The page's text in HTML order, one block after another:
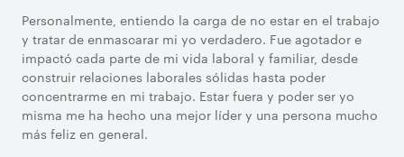
Personalmente, entiendo la carga de no estar en el trabajo
y tratar de enmascarar mi yo verdadero. Fue agotador e
impactó cada parte de mi vida laboral y familiar, desde
construir relaciones laborales sólidas hasta poder
concentrarme en mi trabajo. Estar fuera y poder ser yo
misma me ha hecho una mejor líder y una persona mucho
más feliz en general.